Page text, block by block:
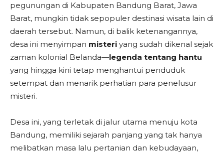
pegunungan di Kabupaten Bandung Barat, Jawa
Barat, mungkin tidak sepopuler destinasi wisata lain di
daerah tersebut. Namun, di balik ketenangannya,
desa ini menyimpan misteri yang sudah dikenal sejak
zaman kolonial Belanda—legenda tentang hantu
yang hingga kini tetap menghantui penduduk
setempat dan menarik perhatian para penelusur
misteri.
Desa ini, yang terletak di jalur utama menuju kota
Bandung, memiliki sejarah panjang yang tak hanya
melibatkan masa lalu pertanian dan kebudayaan,